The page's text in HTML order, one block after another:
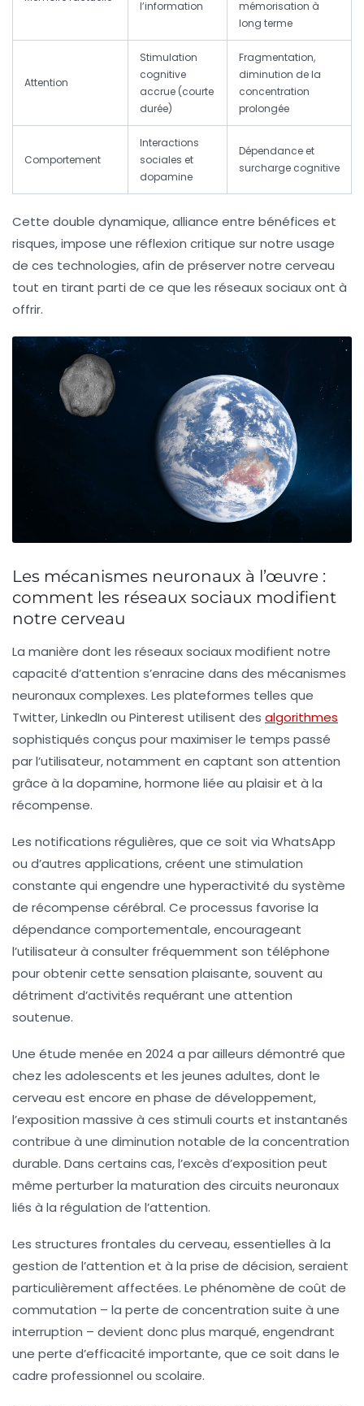
l’information
mémorisation à
long terme
Attention
Stimulation
cognitive
accrue (courte
durée)
Fragmentation,
diminution de la
concentration
prolongée
Comportement
Interactions
sociales et
dopamine
Dépendance et
surcharge cognitive
Cette double dynamique, alliance entre bénéfices et
risques, impose une réflexion critique sur notre usage
de ces technologies, afin de préserver notre cerveau
tout en tirant parti de ce que les réseaux sociaux ont à
offrir.
Les mécanismes neuronaux à l’œuvre :
comment les réseaux sociaux modifient
notre cerveau
La manière dont les réseaux sociaux modifient notre
capacité d’attention s’enracine dans des mécanismes
neuronaux complexes. Les plateformes telles que
Twitter, LinkedIn ou Pinterest utilisent des algorithmes
sophistiqués conçus pour maximiser le temps passé
par l’utilisateur, notamment en captant son attention
grâce à la dopamine, hormone liée au plaisir et à la
récompense.
Les notifications régulières, que ce soit via WhatsApp
ou d’autres applications, créent une stimulation
constante qui engendre une hyperactivité du système
de récompense cérébral. Ce processus favorise la
dépendance comportementale, encourageant
l’utilisateur à consulter fréquemment son téléphone
pour obtenir cette sensation plaisante, souvent au
détriment d’activités requérant une attention
soutenue.
Une étude menée en 2024 a par ailleurs démontré que
chez les adolescents et les jeunes adultes, dont le
cerveau est encore en phase de développement,
l’exposition massive à ces stimuli courts et instantanés
contribue à une diminution notable de la concentration
durable. Dans certains cas, l’excès d’exposition peut
même perturber la maturation des circuits neuronaux
liés à la régulation de l’attention.
Les structures frontales du cerveau, essentielles à la
gestion de l’attention et à la prise de décision, seraient
particulièrement affectées. Le phénomène de coût de
commutation – la perte de concentration suite à une
interruption – devient donc plus marqué, engendrant
une perte d’efficacité importante, que ce soit dans le
cadre professionnel ou scolaire.